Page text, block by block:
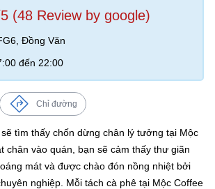
(48 Review by google)
Đồng Văn
đến 22:00
Chỉ đường
tìm thấy chốn dừng chân lý tưởng tại Mộc
chân vào quán, bạn sẽ cảm thấy thư giãn
mát và được chào đón nồng nhiệt bởi
nghiệp. Mỗi tách cà phê tại Mộc Coffee